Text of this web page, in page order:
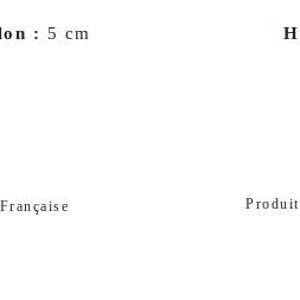
: 5 cm